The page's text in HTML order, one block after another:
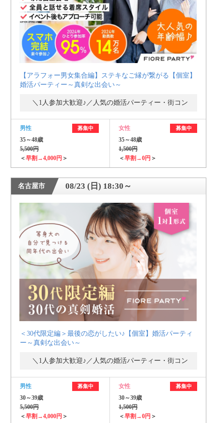
個人情報保護のため
プライバシーマークを
取得しております
【アラフォー男女集合編】ステキなご縁が繋がる【個室】
婚活パーティー～真剣な出会い～
＼1人参加大歓迎♪／人気の婚活パーティー・街コン
男性 募集中
35～48歳
5,500円
＜早割→4,000円 ＞
女性 募集中
35～48歳
1,500円
＜早割→0円 ＞
名古屋市 08/23 (日) 18:30～
＜30代限定編＞最後の恋がしたい♪【個室】婚活パーティ
ー～真剣な出会い～
＼1人参加大歓迎♪／人気の婚活パーティー・街コン
男性 募集中
30～39歳
5,500円
＜早割→4,000円 ＞
女性 募集中
30～39歳
1,500円
＜早割→0円 ＞